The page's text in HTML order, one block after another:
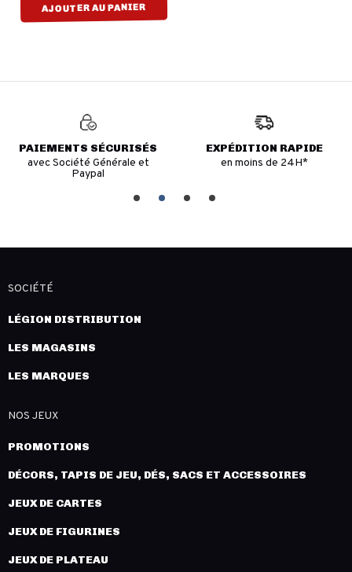
AJOUTER AU PANIER
PAIEMENTS SÉCURISÉS
avec Société Générale et
Paypal
EXPÉDITION RAPIDE
en moins de 24H*
SOCIÉTÉ
LÉGION DISTRIBUTION
LES MAGASINS
LES MARQUES
NOS JEUX
PROMOTIONS
DÉCORS, TAPIS DE JEU, DÉS, SACS ET ACCESSOIRES
JEUX DE CARTES
JEUX DE FIGURINES
JEUX DE PLATEAU